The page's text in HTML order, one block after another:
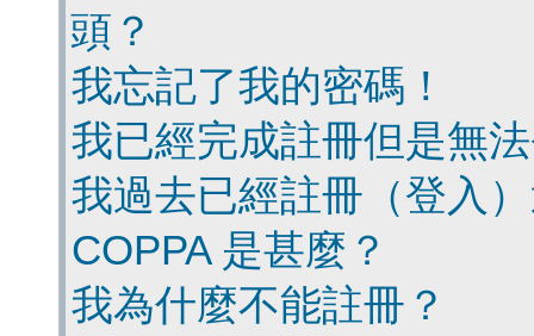
頭？
我忘記了我的密碼！
我已經完成註冊但是無
我過去已經註冊（登入
COPPA 是甚麼？
我為什麼不能註冊？